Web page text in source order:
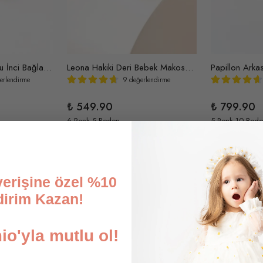
Eloise Arkası Fiyonklu İnci Bağlamalı Kız Çocuk Ayakkabı Leona Hakiki Deri Bebek Makosen Ayakkabı
9 değerlendirme
₺ 549.90
6 Renk 5 Beden
₺ 799.90
5 Renk 10
özel %10
Kazan!
mutlu ol!